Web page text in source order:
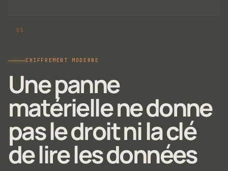
CHIFFREMENT MODERNE
Une panne
matérielle ne donne
pas le droit ni la clé
de lire les données